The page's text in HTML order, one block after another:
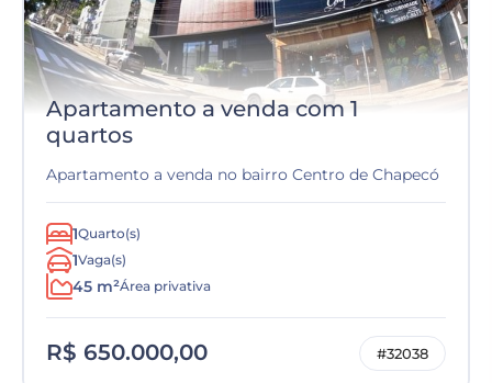
Apartamento a venda com 1
quartos
Apartamento a venda no bairro Centro de Chapecó
1Quarto(s)
1Vaga(s)
45 m²Área privativa
R$ 650.000,00 #32038